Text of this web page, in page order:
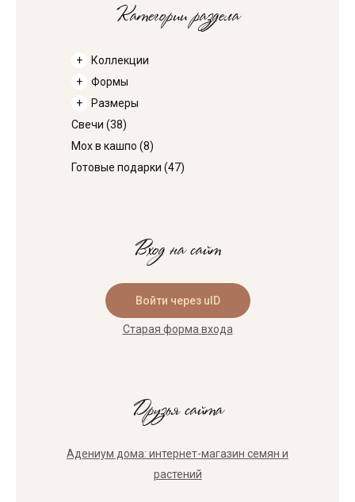
Категории раздела
Коллекции
Формы
Размеры
Свечи (38)
Мох в кашпо (8)
Готовые подарки (47)
Вход на сайт
Войти через uID
Старая форма входа
Друзья сайта
Адениум дома: интернет-магазин семян и
растений